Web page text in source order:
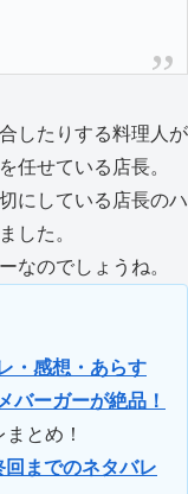
したりする料理人が
任せている店長。
にしている店長のハ
した。
なのでしょうね。
・感想・あらす
バーガーが絶品！
とめ！
までのネタバレ